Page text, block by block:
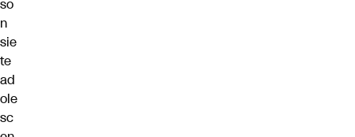
so
n
sie
te
ad
ole
sc